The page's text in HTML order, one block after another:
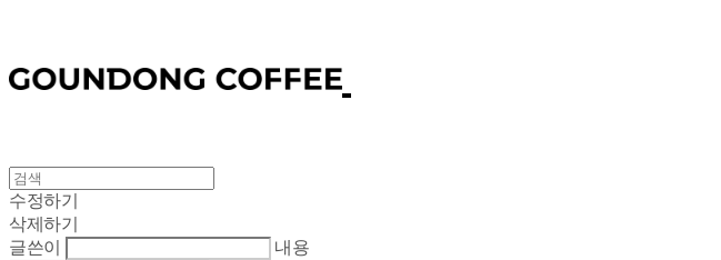
수정하기
삭제하기
글쓴이
내용